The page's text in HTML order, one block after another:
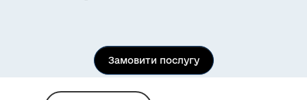
Замовити послугу